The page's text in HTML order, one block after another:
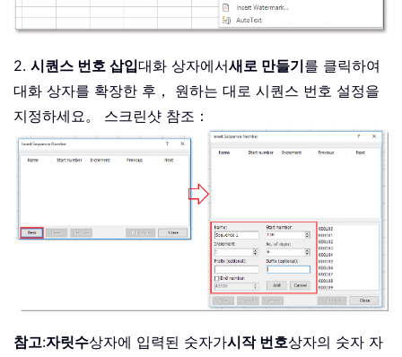
2. 시퀀스 번호 삽입대화 상자에서새로 만들기를 클릭하여
대화 상자를 확장한 후， 원하는 대로 시퀀스 번호 설정을
지정하세요。 스크린샷 참조：
참고:자릿수상자에 입력된 숫자가시작 번호상자의 숫자 자